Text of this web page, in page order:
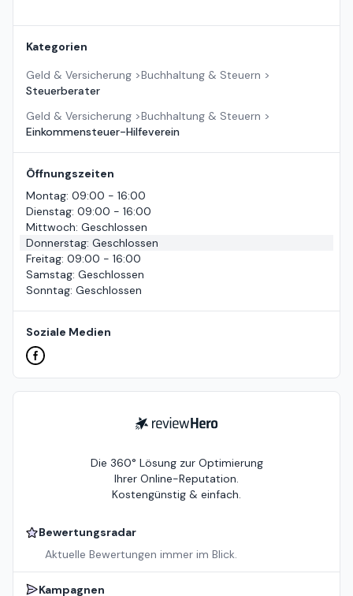
Kategorien
Geld & Versicherung >Buchhaltung & Steuern >
Steuerberater
Geld & Versicherung >Buchhaltung & Steuern >
Einkommensteuer-Hilfeverein
Öffnungszeiten
Montag: 09:00 - 16:00
Dienstag: 09:00 - 16:00
Mittwoch: Geschlossen
Donnerstag: Geschlossen
Freitag: 09:00 - 16:00
Samstag: Geschlossen
Sonntag: Geschlossen
Soziale Medien
ReviewHero
Die 360° Lösung zur Optimierung
Ihrer Online-Reputation.
Kostengünstig & einfach.
Bewertungsradar
Aktuelle Bewertungen immer im Blick.
Kampagnen